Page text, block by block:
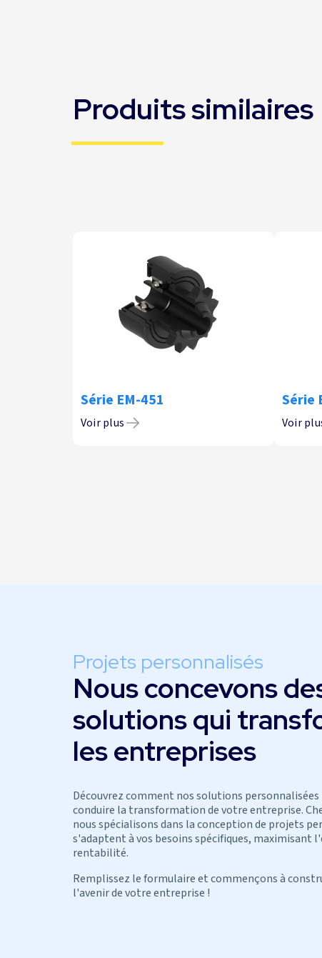
Produits similaires
Série EM-451
Voir plus
Série
Voir
Projets personnalisés
Nous concevons
solutions qui
les entreprises
Découvrez comment nos solutions personnalisées
conduire la transformation de votre entreprise.
nous spécialisons dans la conception de projets
s'adaptent à vos besoins spécifiques, maximisant
rentabilité.
Remplissez le formulaire et commençons à
l'avenir de votre entreprise !